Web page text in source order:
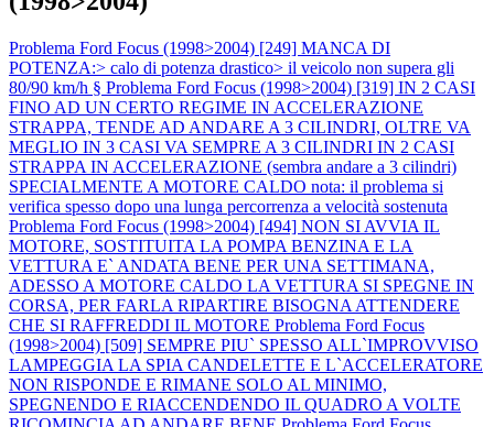
Problema Ford Focus (1998>2004) [249] MANCA DI
POTENZA:> calo di potenza drastico> il veicolo non supera gli
80/90 km/h § Problema Ford Focus (1998>2004) [319] IN 2 CASI
FINO AD UN CERTO REGIME IN ACCELERAZIONE
STRAPPA, TENDE AD ANDARE A 3 CILINDRI, OLTRE VA
MEGLIO IN 3 CASI VA SEMPRE A 3 CILINDRI IN 2 CASI
STRAPPA IN ACCELERAZIONE (sembra andare a 3 cilindri)
SPECIALMENTE A MOTORE CALDO nota: il problema si
verifica spesso dopo una lunga percorrenza a velocità sostenuta
Problema Ford Focus (1998>2004) [494] NON SI AVVIA IL
MOTORE, SOSTITUITA LA POMPA BENZINA E LA
VETTURA E` ANDATA BENE PER UNA SETTIMANA,
ADESSO A MOTORE CALDO LA VETTURA SI SPEGNE IN
CORSA, PER FARLA RIPARTIRE BISOGNA ATTENDERE
CHE SI RAFFREDDI IL MOTORE Problema Ford Focus
(1998>2004) [509] SEMPRE PIU` SPESSO ALL`IMPROVVISO
LAMPEGGIA LA SPIA CANDELETTE E L`ACCELERATORE
NON RISPONDE E RIMANE SOLO AL MINIMO,
SPEGNENDO E RIACCENDENDO IL QUADRO A VOLTE